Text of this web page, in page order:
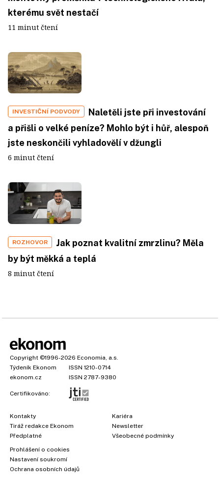
kterému svět nestačí
11 minut čtení
INVESTIČNÍ PODVODY
Naletěli jste při investování
a přišli o velké peníze? Mohlo být i hůř, alespoň
jste neskončili vyhladovělí v džungli
6 minut čtení
ROZHOVOR
Jak poznat kvalitní zmrzlinu? Měla
by být měkká a teplá
8 minut čtení
Copyright ©1996-2026 Economia, a.s.
Týdeník Ekonom
ISSN 1210-0714
ekonom.cz
ISSN 2787-9380
Certifikováno:
Kontakty
Tiráž redakce Ekonom
Předplatné
Kariéra
Newsletter
Všeobecné podmínky
Prohlášení o cookies
Nastavení soukromí
Ochrana osobních údajů